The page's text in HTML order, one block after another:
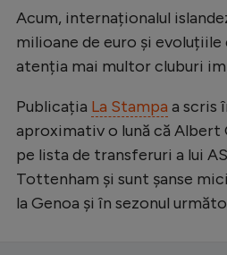
Acum, internaționalul
milioane de euro și evoluțiile
atenția mai multor cluburi
Publicația La Stampa a scris
aproximativ o lună că Albert
pe lista de transferuri a lui
Tottenham și sunt șanse
la Genoa și în sezonul